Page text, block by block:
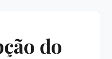
do